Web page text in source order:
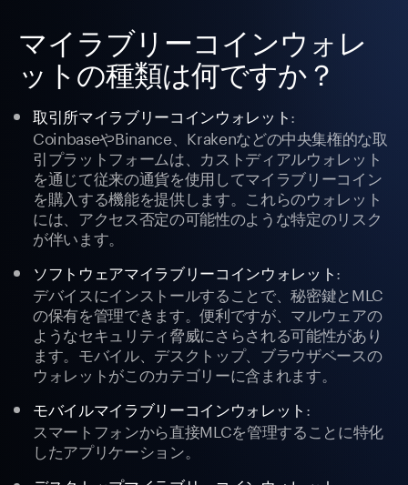
マイラブリーコインウォレ
ットの種類は何ですか？
取引所マイラブリーコインウォレット :
CoinbaseやBinance、Krakenなどの中央集権的な取
引プラットフォームは、カストディアルウォレット
を通じて従来の通貨を使用してマイラブリーコイン
を購入する機能を提供します。これらのウォレット
には、アクセス否定の可能性のような特定のリスク
が伴います。
ソフトウェアマイラブリーコインウォレット :
デバイスにインストールすることで、秘密鍵とMLC
の保有を管理できます。便利ですが、マルウェアの
ようなセキュリティ脅威にさらされる可能性があり
ます。モバイル、デスクトップ、ブラウザベースの
ウォレットがこのカテゴリーに含まれます。
モバイルマイラブリーコインウォレット :
スマートフォンから直接MLCを管理することに特化
したアプリケーション。